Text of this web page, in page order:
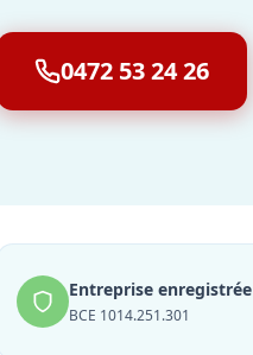
0472 53 24 26
Entreprise enregistrée
BCE 1014.251.301